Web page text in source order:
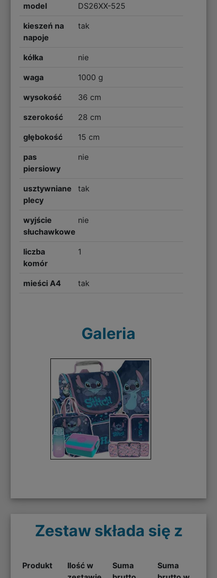
model DS26XX-525
kieszeń na
napoje
tak
kółka nie
waga 1000 g
wysokość 36 cm
szerokość 28 cm
głębokość 15 cm
pas
piersiowy
nie
usztywniane
plecy
tak
wyjście
słuchawkowe
nie
liczba
komór
1
mieści A4 tak
Galeria
Zestaw składa się z
Produkt
Ilość w
Suma
Suma